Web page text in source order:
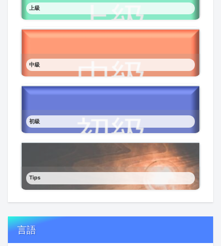
上級
中級
初級
Tips
言語